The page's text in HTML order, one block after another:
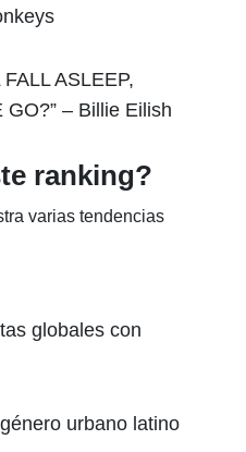
ASLEEP,
– Billie Eilish
ranking?
varias tendencias
globales con
urbano latino